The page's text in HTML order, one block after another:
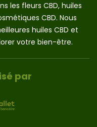
les fleurs CBD, huiles
CBD. Nous
huiles CBD et
votre bien-être.
par